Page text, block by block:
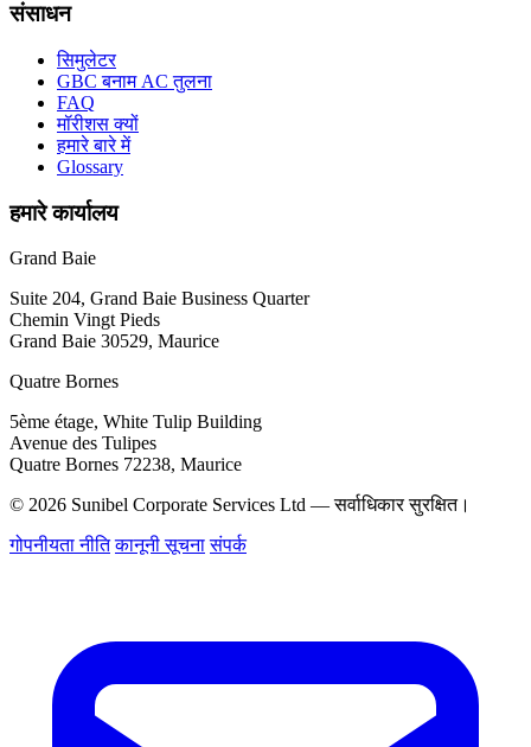
संसाधन
सिमुलेटर
GBC बनाम AC तुलना
FAQ
मॉरीशस क्यों
हमारे बारे में
Glossary
हमारे कार्यालय
Grand Baie
Suite 204, Grand Baie Business Quarter
Chemin Vingt Pieds
Grand Baie 30529, Maurice
Quatre Bornes
5ème étage, White Tulip Building
Avenue des Tulipes
Quatre Bornes 72238, Maurice
© 2026 Sunibel Corporate Services Ltd — सर्वाधिकार सुरक्षित।
गोपनीयता नीति कानूनी सूचना संपर्क